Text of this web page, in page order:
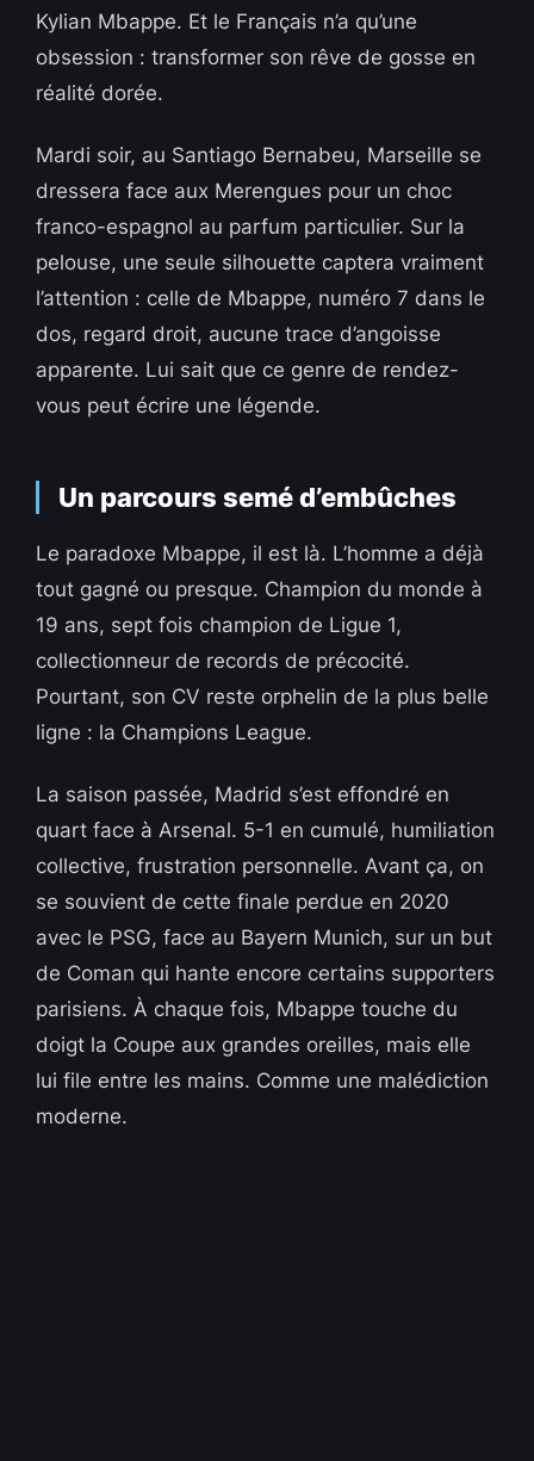
Kylian Mbappe. Et le Français n’a qu’une
obsession : transformer son rêve de gosse en
réalité dorée.
Mardi soir, au Santiago Bernabeu, Marseille se
dressera face aux Merengues pour un choc
franco-espagnol au parfum particulier. Sur la
pelouse, une seule silhouette captera vraiment
l’attention : celle de Mbappe, numéro 7 dans le
dos, regard droit, aucune trace d’angoisse
apparente. Lui sait que ce genre de rendez-
vous peut écrire une légende.
Un parcours semé d’embûches
Le paradoxe Mbappe, il est là. L’homme a déjà
tout gagné ou presque. Champion du monde à
19 ans, sept fois champion de Ligue 1,
collectionneur de records de précocité.
Pourtant, son CV reste orphelin de la plus belle
ligne : la Champions League.
La saison passée, Madrid s’est effondré en
quart face à Arsenal. 5-1 en cumulé, humiliation
collective, frustration personnelle. Avant ça, on
se souvient de cette finale perdue en 2020
avec le PSG, face au Bayern Munich, sur un but
de Coman qui hante encore certains supporters
parisiens. À chaque fois, Mbappe touche du
doigt la Coupe aux grandes oreilles, mais elle
lui file entre les mains. Comme une malédiction
moderne.